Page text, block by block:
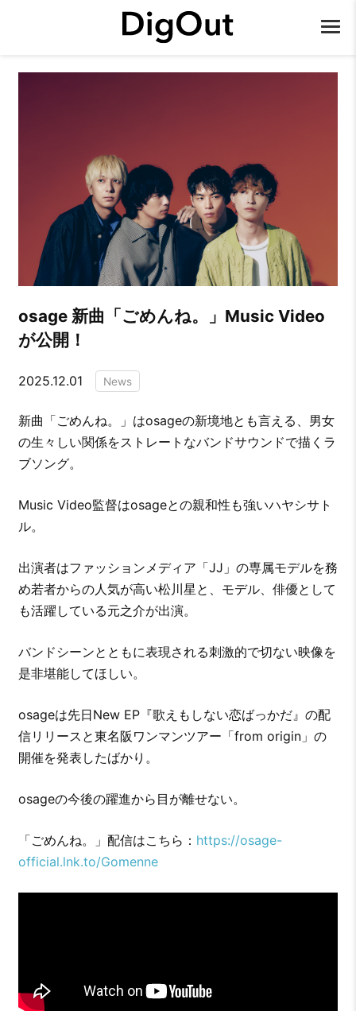
osage 新曲「ごめんね。」Music Video
が公開！
2025.12.01 News
新曲「ごめんね。」はosageの新境地とも言える、男女
の生々しい関係をストレートなバンドサウンドで描くラ
ブソング。
Music Video監督はosageとの親和性も強いハヤシサト
ル。
出演者はファッションメディア「JJ」の専属モデルを務
め若者からの人気が高い松川星と、モデル、俳優として
も活躍している元之介が出演。
バンドシーンとともに表現される刺激的で切ない映像を
是非堪能してほしい。
osageは先日New EP『歌えもしない恋ばっかだ』の配
信リリースと東名阪ワンマンツアー「from origin」の
開催を発表したばかり。
osageの今後の躍進から目が離せない。
「ごめんね。」配信はこちら： https://osage-
official.lnk.to/Gomenne